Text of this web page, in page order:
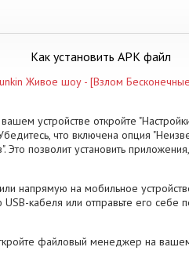
Как установить APK файл
Живое шоу - [Взлом
устройстве откройте
что включена опция
Это позволит установить
напрямую на мобильное
кабеля или отправьте его себе
файловый менеджер на